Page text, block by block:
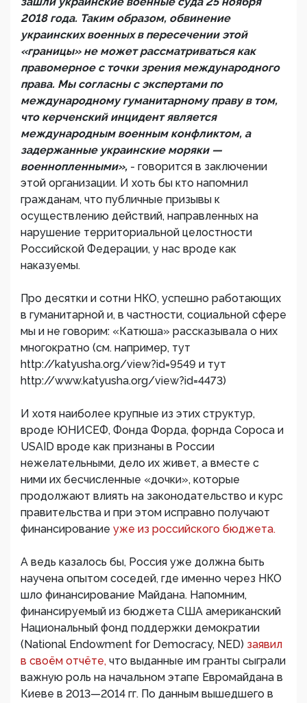
2018 года. Таким образом, обвинение
украинских военных в пересечении этой
«границы» не может рассматриваться как
правомерное с точки зрения международного
права. Мы согласны с экспертами по
международному гуманитарному праву в том,
что керченский инцидент является
международным военным конфликтом, а
задержанные украинские моряки —
военнопленными», - говорится в заключении
этой организации. И хоть бы кто напомнил
гражданам, что публичные призывы к
осуществлению действий, направленных на
нарушение территориальной целостности
Российской Федерации, у нас вроде как
наказуемы.
Про десятки и сотни НКО, успешно работающих
в гуманитарной и, в частности, социальной сфере
мы и не говорим: «Катюша» рассказывала о них
многократно (см. например, тут
http://katyusha.org/view?id=9549 и тут
http://www.katyusha.org/view?id=4473)
И хотя наиболее крупные из этих структур,
вроде ЮНИСЕФ, Фонда Форда, форнда Сороса и
USAID вроде как признаны в России
нежелательными, дело их живет, а вместе с
ними их бесчисленные «дочки», которые
продолжают влиять на законодательство и курс
правительства и при этом исправно получают
финансирование уже из российского бюджета.
А ведь казалось бы, Россия уже должна быть
научена опытом соседей, где именно через НКО
шло финансирование Майдана. Напомним,
финансируемый из бюджета США американский
Национальный фонд поддержки демократии
(National Endowment for Democracy, NED) заявил
в своём отчёте, что выданные им гранты сыграли
важную роль на начальном этапе Евромайдана в
Киеве в 2013—2014 гг. По данным вышедшего в